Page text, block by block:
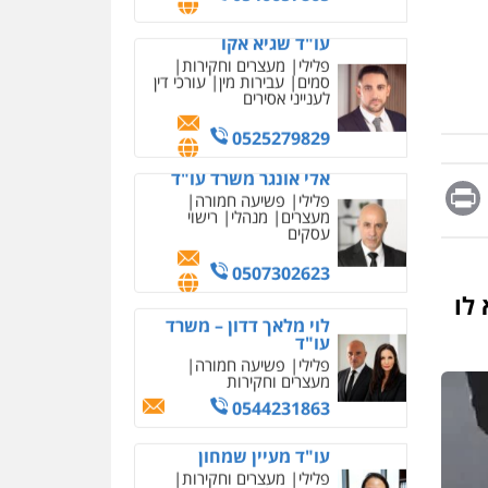
Message
Print
לו
אלי אונגר משרד עו"ד
פלילי פשיעה חמורה
מעצרים מנהלי רישוי
עסקים
0507302623
לוי מלאך דדון – משרד
עו"ד
פלילי
0544231863
עו"ד מעיין שמחון
פלילי
עורכי דין לענייני אסירים
0587604050
עו"ד שאדי כבהא
מחיקת כתבות מגוגל
שירותים מקצועיים לעורכי
דין
0522508109
אחסון אתרים
גיבוי
תמיכה שירותים מקצועיים
לעורכי דין
מרכז התחלה חדשה
אסירים עבירות מין
דין
0544500346
מאיה בלום, עו"ס,
טיפול ושיקום
שירותים מקצועיים לעורכי
דין
איומים כתובים
תושב סכנין חשוד ששלח הודעות